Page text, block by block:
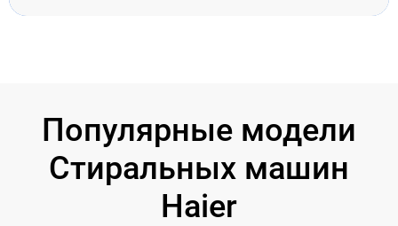
Популярные модели
Стиральных машин
Haier